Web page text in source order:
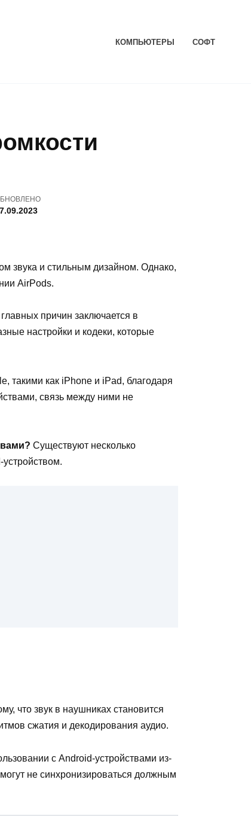
КОМПЬЮТЕРЫ СОФТ
звука и стильным дизайном. Однако,
AirPods.
причин заключается в
настройки и кодеки, которые
такими как iPhone и iPad, благодаря
связь между ними не
Существуют несколько
что звук в наушниках становится
сжатия и декодирования аудио.
с Android-устройствами из-
не синхронизироваться должным